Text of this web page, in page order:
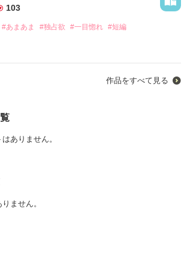
歳
歳
103
#あまあま #独占欲 #一目惚れ #短編
をしていると秘書室室長と副社長の橘 柊生
て来た。
溺愛と独占愛に振り回される日々が始まっ
作品をすべて見る
ありません。
ません。